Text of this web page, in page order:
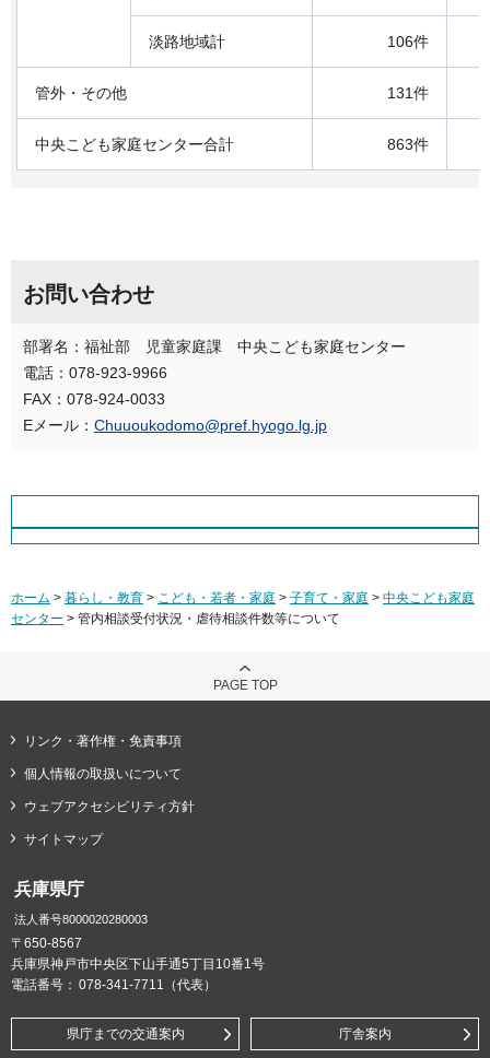
淡路地域計 106件
管外・その他 131件
中央こども家庭センター合計 863件
お問い合わせ
部署名：福祉部 児童家庭課 中央こども家庭センター
電話：078-923-9966
FAX：078-924-0033
Eメール： Chuuoukodomo@pref.hyogo.lg.jp
ホーム > 暮らし・教育 > こども・若者・家庭 > 子育て・家庭 > 中央こども家庭
センター > 管内相談受付状況・虐待相談件数等について
PAGE TOP
リンク・著作権・免責事項
個人情報の取扱いについて
ウェブアクセシビリティ方針
サイトマップ
兵庫県庁
法人番号8000020280003
〒650-8567
兵庫県神戸市中央区下山手通5丁目10番1号
電話番号： 078-341-7711（代表）
県庁までの交通案内 庁舎案内